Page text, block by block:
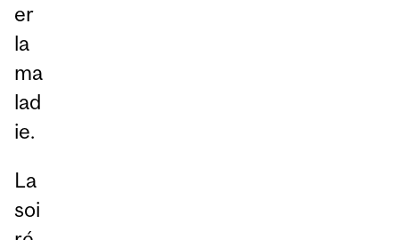
er
la
ma
lad
ie.
La
soi